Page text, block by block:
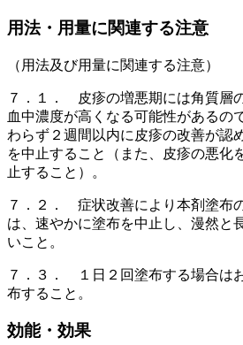
用法・用量に関連する注意
（用法及び用量に関連する注意）
７．１． 皮疹の増悪期には角質層
血中濃度が高くなる可能性があるの
わらず２週間以内に皮疹の改善が認
を中止すること（また、皮疹の悪化
止すること）。
７．２． 症状改善により本剤塗布
は、速やかに塗布を中止し、漫然と
いこと。
７．３． １日２回塗布する場合は
布すること。
効能・効果